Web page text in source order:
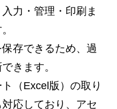
力・管理・印刷ま
存できるため、過
きます。
（Excel版）の取り
対応しており、アセ